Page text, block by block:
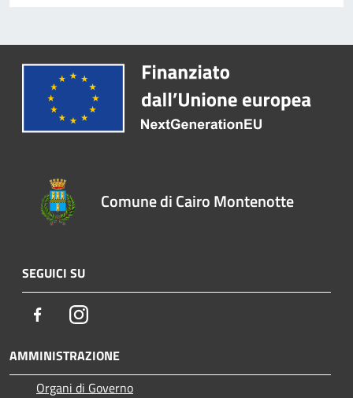
Comune di Cairo Montenotte
SEGUICI SU
FacebookInstagram
AMMINISTRAZIONE
Organi di Governo